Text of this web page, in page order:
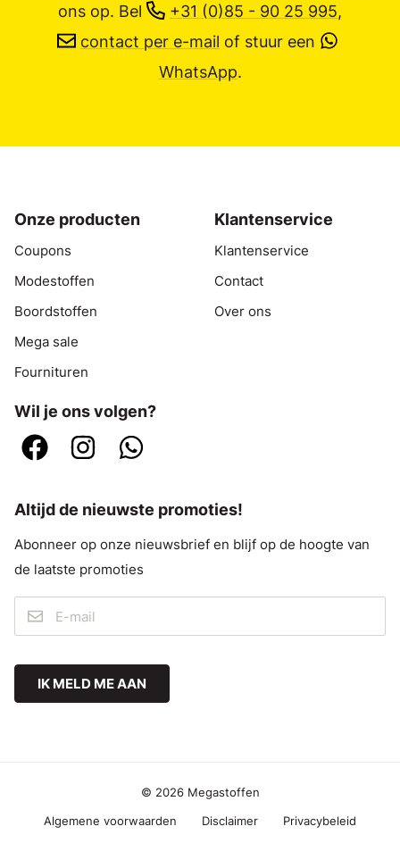
ons op. Bel +31 (0)85 - 90 25 995,
contact per e-mail of stuur een
WhatsApp.
Onze producten
Coupons
Modestoffen
Boordstoffen
Mega sale
Fournituren
Klantenservice
Klantenservice
Contact
Over ons
Wil je ons volgen?
Altijd de nieuwste promoties!
Abonneer op onze nieuwsbrief en blijf op de hoogte van
de laatste promoties
IK MELD ME AAN
© 2026 Megastoffen
Algemene voorwaarden Disclaimer Privacybeleid